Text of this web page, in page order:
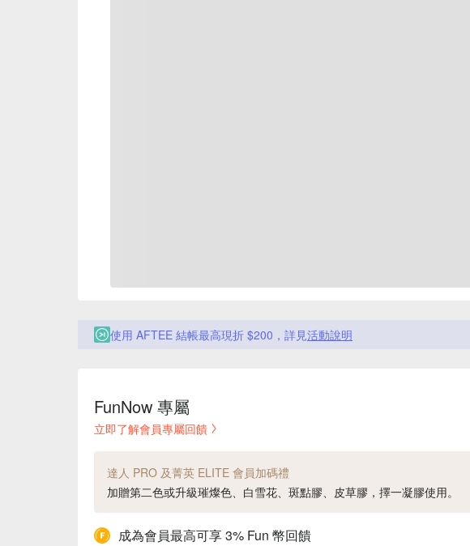
使用 AFTEE 結帳最高現折 $200，詳見活動說明
FunNow 專屬
立即了解會員專屬回饋
達人 PRO 及菁英 ELITE 會員加碼禮
加贈第二色或升級璀燦色、白雪花、斑點膠、皮草膠，擇一凝膠使用。
成為會員最高可享 3% Fun 幣回饋